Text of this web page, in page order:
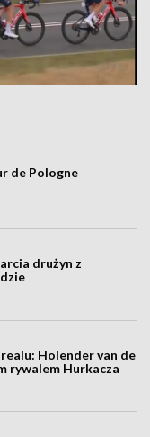
de Pologne
drużyn z
Holender van de
rywalem Hurkacza